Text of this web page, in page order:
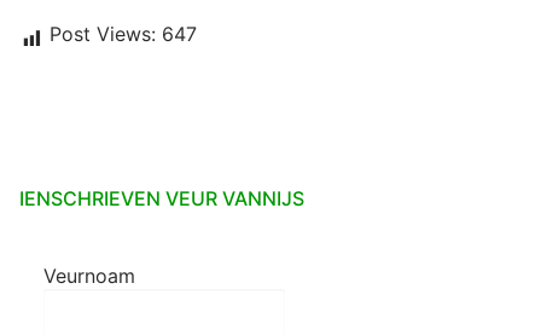
Post Views: 647
IENSCHRIEVEN VEUR VANNIJS
Veurnoam